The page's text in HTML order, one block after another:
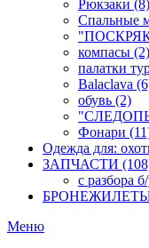
Рюкзаки (8)
Спальные
компасы (2)
палатки
Balaclava
обувь (2)
Фонари
Одежда для:
ЗАПЧАСТИ
с разбора
Меню